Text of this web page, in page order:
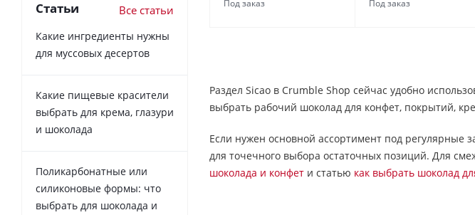
Раздел Sicao в Crumble Shop сейчас удобно
выбрать рабочий шоколад для конфет, покрытий,
Если нужен основной ассортимент под регулярные
для точечного выбора остаточных позиций. Для
шоколада и конфет и статью как выбрать шоколад
Статьи Все статьи
Какие ингредиенты нужны
для муссовых десертов
Какие пищевые красители
выбрать для крема, глазури
и шоколада
Поликарбонатные или
силиконовые формы: что
выбрать для шоколада и